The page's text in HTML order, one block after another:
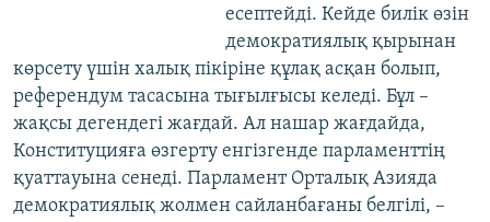
есептейді. Кейде билік өзін
демократиялық қырынан
көрсету үшін халық пікіріне құлақ асқан болып,
референдум тасасына тығылғысы келеді. Бұл –
жақсы дегендегі жағдай. Ал нашар жағдайда,
Конституцияға өзгерту енгізгенде парламенттің
қуаттауына сенеді. Парламент Орталық Азияда
демократиялық жолмен сайланбағаны белгілі, –